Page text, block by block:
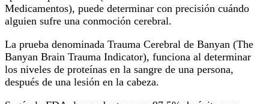
Medicamentos), puede determinar con precisión cuándo
alguien sufre una conmoción cerebral.
La prueba denominada Trauma Cerebral de Banyan (The
Banyan Brain Trauma Indicator), funciona al determinar
los niveles de proteínas en la sangre de una persona,
después de una lesión en la cabeza.